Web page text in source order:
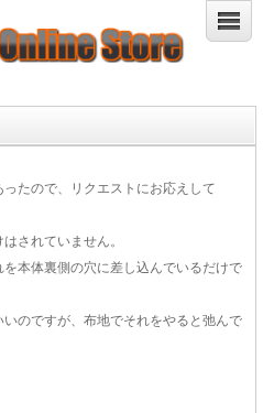
たので、リクエストにお応えして
されていません。
本体裏側の穴に差し込んでいるだけで
のですが、布地でそれをやると弛んで